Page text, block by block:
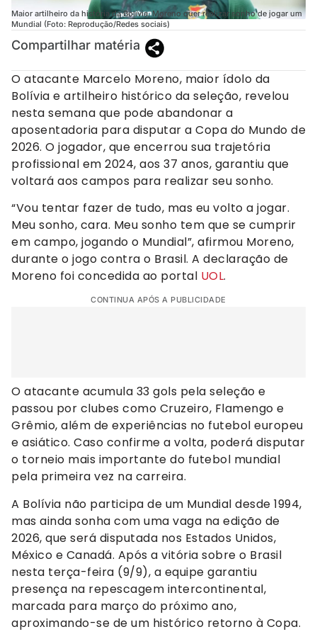
Maior artilheiro da história da Bolívia, Moreno quer realizar sonho de jogar um
Mundial (Foto: Reprodução/Redes sociais)
Compartilhar matéria
O atacante Marcelo Moreno, maior ídolo da
Bolívia e artilheiro histórico da seleção, revelou
nesta semana que pode abandonar a
aposentadoria para disputar a Copa do Mundo de
2026. O jogador, que encerrou sua trajetória
profissional em 2024, aos 37 anos, garantiu que
voltará aos campos para realizar seu sonho.
“Vou tentar fazer de tudo, mas eu volto a jogar.
Meu sonho, cara. Meu sonho tem que se cumprir
em campo, jogando o Mundial”, afirmou Moreno,
durante o jogo contra o Brasil. A declaração de
Moreno foi concedida ao portal UOL.
CONTINUA APÓS A PUBLICIDADE
O atacante acumula 33 gols pela seleção e
passou por clubes como Cruzeiro, Flamengo e
Grêmio, além de experiências no futebol europeu
e asiático. Caso confirme a volta, poderá disputar
o torneio mais importante do futebol mundial
pela primeira vez na carreira.
A Bolívia não participa de um Mundial desde 1994,
mas ainda sonha com uma vaga na edição de
2026, que será disputada nos Estados Unidos,
México e Canadá. Após a vitória sobre o Brasil
nesta terça-feira (9/9), a equipe garantiu
presença na repescagem intercontinental,
marcada para março do próximo ano,
aproximando-se de um histórico retorno à Copa.